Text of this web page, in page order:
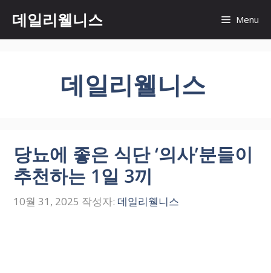
츠
데일리웰니스 Menu
데일리웰니스
당뇨에 좋은 식단 ‘의사’분들이
추천하는 1일 3끼
10월 31, 2025 작성자: 데일리웰니스